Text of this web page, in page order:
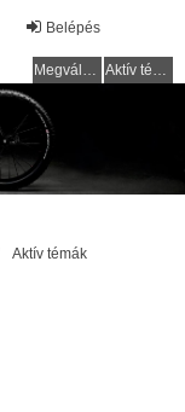
Belépés
Megválaszolatlan témák Aktív témák
Aktív témák